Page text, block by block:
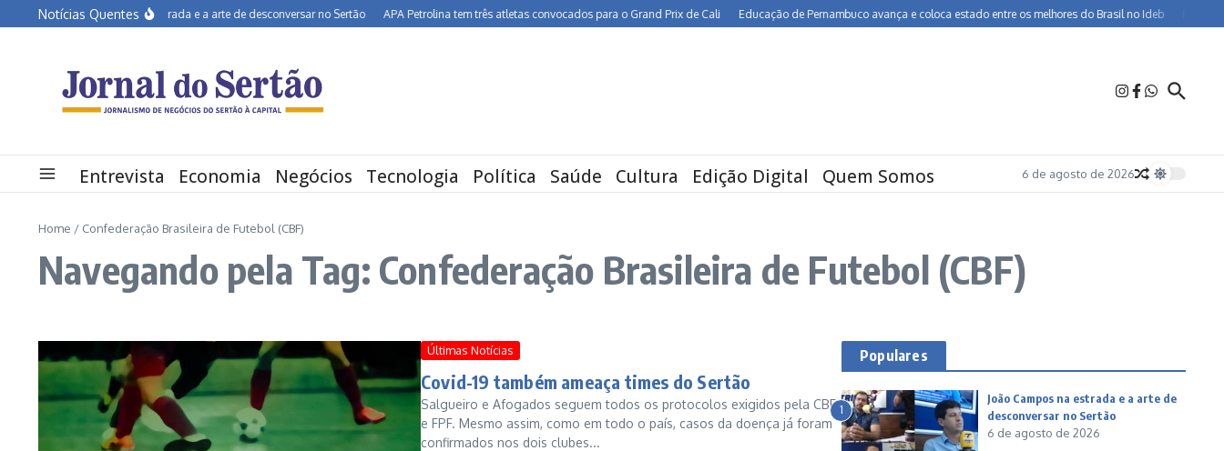
Ir para o conteúdo
Notícias Quentes
João Campos na estrada e a arte de desconversar no Sertão APA Petrolina tem três atletas convocados para o Grand Prix de Cali Educação de Pernambuco avança e coloca estado entre os melhores do Brasil no Ideb BR-232 entra
Entrevista Economia Negócios Tecnologia Política Saúde Cultura Edição Digital Quem Somos 6 de agosto de 2026
Home / Confederação Brasileira de Futebol (CBF)
Navegando pela Tag: Confederação Brasileira de Futebol (CBF)
Últimas Notícias
Covid-19 também ameaça times do Sertão
Salgueiro e Afogados seguem todos os protocolos exigidos pela CBF
e FPF. Mesmo assim, como em todo o país, casos da doença já foram
confirmados nos dois clubes...
Populares
1
João Campos na estrada e a arte de
desconversar no Sertão
6 de agosto de 2026